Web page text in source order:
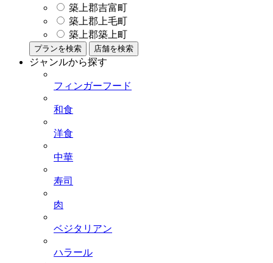
築上郡吉富町
築上郡上毛町
築上郡築上町
プランを検索 店舗を検索
ジャンルから探す
フィンガーフード
和食
洋食
中華
寿司
肉
ベジタリアン
ハラール